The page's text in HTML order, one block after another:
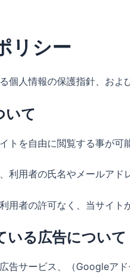
リシー
個人情報の保護指針、およ
いて
トを自由に閲覧する事が可
利用者の氏名やメールアド
用者の許可なく、当サイ
いる広告について
告サービス、（Googleア